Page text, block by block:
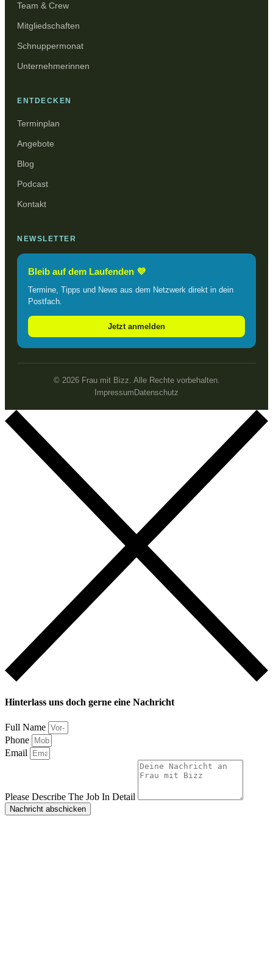
Team & Crew
Mitgliedschaften
Schnuppermonat
Unternehmerinnen
ENTDECKEN
Terminplan
Angebote
Blog
Podcast
Kontakt
NEWSLETTER
Bleib auf dem Laufenden 💜
Termine, Tipps und News aus dem Netzwerk direkt in dein
Postfach.
Jetzt anmelden
© 2026 Frau mit Bizz. Alle Rechte vorbehalten.
Impressum Datenschutz
Hinterlass uns doch gerne eine Nachricht
Full Name
Phone
Email
Please Describe The Job In Detail
Nachricht abschicken